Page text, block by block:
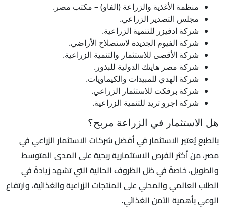
منظمة الأغذية والزراعة (الفاو) – مكتب مصر.
مجلس التصدير الزراعي.
شركة ادفيزر للتنمية الزراعية.
شركة الفيوم الجديدة لاستصلاح الأراضي.
شركة الأقصى للاستثمار والتنمية الزراعية.
شركة مصر هايتك الدولية للبذور.
شركة الهدي للمبيدات والكيماويات.
شركة برفكت للاستثمار الزراعي.
شركة اجرو تريد للتنمية الزراعية.
هل الاستثمار في الزراعة مربح؟
بالطبع يُعتبر الاستثمار في أفضل شركات الاستثمار الزراعي في
مصر، من أكثر الفرص الاستثمارية ربحية على المدى المتوسط
والطويل، خاصةً في ظل الظروف الحالية التي تشهد زيادةً في
الطلب العالمي والمحلي على المنتجات الزراعية والغذائية، وارتفاع
الوعي بأهمية الأمن الغذائي.